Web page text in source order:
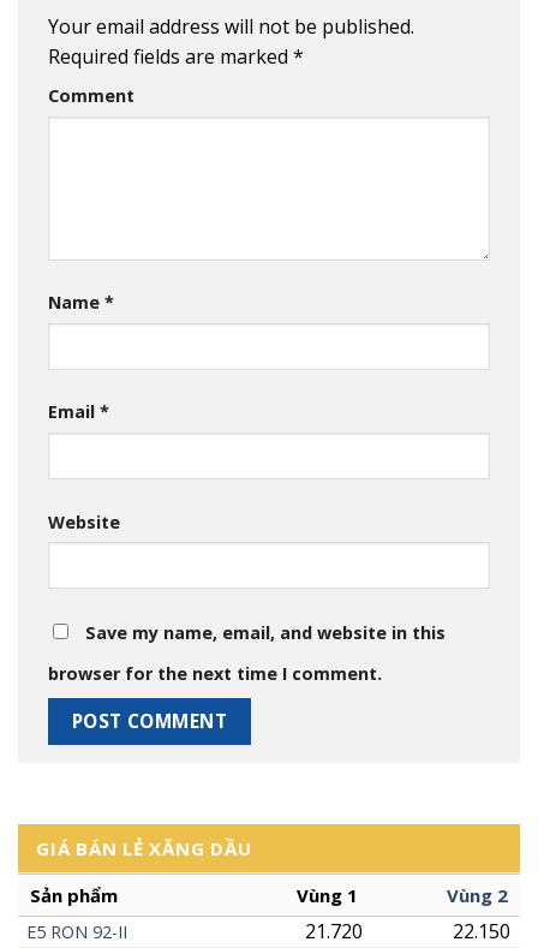
GIÁ BÁN LẺ XĂNG DẦU
Sản phẩm
Vùng 1 Vùng 2
E5 RON 92-II 22.150
21.720
Your email address will not be published.
Required fields are marked *
Comment
Name *
Email *
Website
Save my name, email, and website in this
browser for the next time I comment.